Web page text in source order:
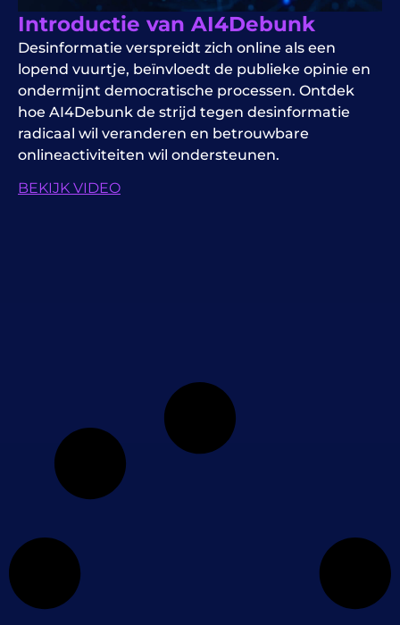
Introductie van AI4Debunk
Desinformatie verspreidt zich online als een
lopend vuurtje, beïnvloedt de publieke opinie en
ondermijnt democratische processen. Ontdek
hoe AI4Debunk de strijd tegen desinformatie
radicaal wil veranderen en betrouwbare
onlineactiviteiten wil ondersteunen.
BEKIJK VIDEO